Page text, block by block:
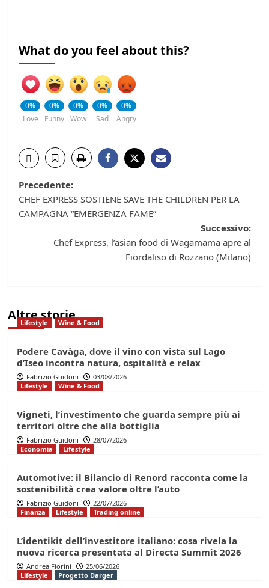
What do you feel about this?
0%
Love
0%
Funny
0%
Wow
0%
Sad
0%
Angry
Navigazione
articolo
Precedente:
CHEF EXPRESS SOSTIENE SAVE THE CHILDREN PER LA
CAMPAGNA “EMERGENZA FAME”
Successivo:
Chef Express, l’asian food di Wagamama apre al
Fiordaliso di Rozzano (Milano)
Altre storie
Lifestyle Wine & Food
Podere Cavàga, dove il vino con vista sul Lago
d’Iseo incontra natura, ospitalità e relax
Fabrizio Guidoni
03/08/2026
Lifestyle
Wine & Food
Vigneti, l’investimento che guarda sempre più ai
territori oltre che alla bottiglia
Fabrizio Guidoni
28/07/2026
Economia
Lifestyle
Automotive: il Bilancio di Renord racconta come la
sostenibilità crea valore oltre l’auto
Fabrizio Guidoni
22/07/2026
Finanza
Lifestyle Trading online
L’identikit dell’investitore italiano: cosa rivela la
nuova ricerca presentata al Directa Summit 2026
Andrea Fiorini
25/06/2026
Lifestyle
Progetto Darger